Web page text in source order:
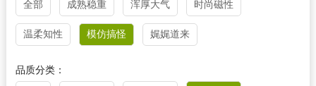
全部 成熟稳重 浑厚大气 时尚磁性
温柔知性 模仿搞怪 娓娓道来
品质分类：